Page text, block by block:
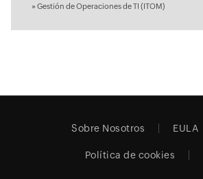
» Gestión de Operaciones de TI (ITOM)
Sobre Nosotros EULA
Política de cookies